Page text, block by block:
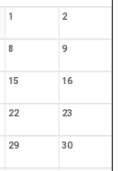
1 2
8 9
15 16
22 23
29 30